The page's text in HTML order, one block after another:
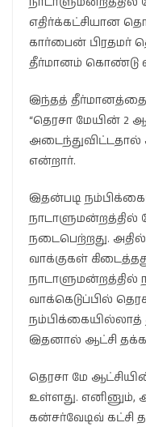
எதிர்க்கட்சியான
கார்பைன் பிரதமர்
தீர்மானம் கொண்டு
இந்தத் தீர்மானத்தை
“தெரசா மேயின் 2
என்றார்.
இதன்படி
நாடாளுமன்றத்தில்
நடைபெற்றது. அதில்
வாக்குகள்
வாக்கெடுப்பில்
இதனால் ஆட்சி
தெரசா மே
உள்ளது. எனினும்,
கன்சர்வேடிவ் கட்சி